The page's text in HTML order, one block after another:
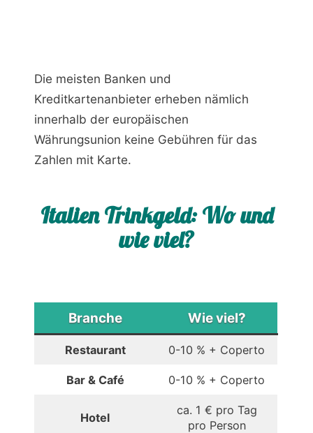
Die meisten Banken und
Kreditkartenanbieter erheben nämlich
innerhalb der europäischen
Währungsunion keine Gebühren für das
Zahlen mit Karte.
Italien Trinkgeld: Wo und
wie viel?
Branche Wie viel?
Restaurant 0-10 % + Coperto
Bar & Café 0-10 % + Coperto
Hotel
ca. 1 € pro Tag
pro Person